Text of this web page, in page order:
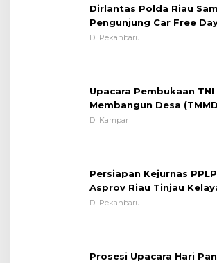
Dirlantas Polda Riau
Pengunjung Car Free
Pesan Edukasi
Di Pekanbaru
Upacara Pembukaan
Membangun Desa
Kodim 0313/KPR Tahun
Di Kampar
Persiapan Kejurnas
Asprov Riau Tinjau
Lapangan Sepakbola
Di Pekanbaru
Prosesi Upacara Hari